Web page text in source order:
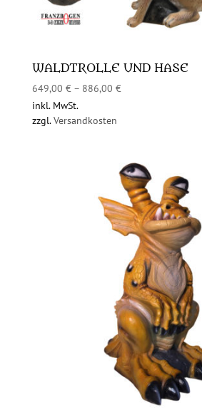
WALDTROLLE UND HASE
649,00 €– 886,00 €
inkl. MwSt.
zzgl.Versandkosten